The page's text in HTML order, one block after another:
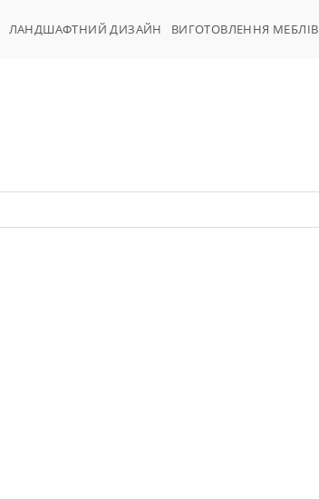
ЛАНДШАФТНИЙ ДИЗАЙН ВИГОТОВЛЕННЯ МЕБЛІВ